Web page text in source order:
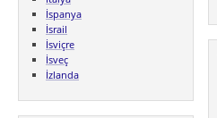
İspanya
İsrail
İsviçre
İsveç
İzlanda